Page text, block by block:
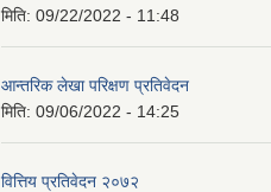
मिति: 09/22/2022 - 11:48
आन्तरिक लेखा परिक्षण प्रतिवेदन
मिति: 09/06/2022 - 14:25
वित्तिय प्रतिवेदन २०७२